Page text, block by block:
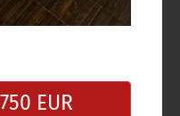
EUR